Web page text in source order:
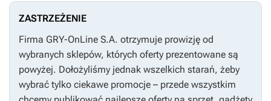
ZASTRZEŻENIE
Firma GRY-OnLine S.A. otrzymuje prowizję od
wybranych sklepów, których oferty prezentowane są
powyżej. Dołożyliśmy jednak wszelkich starań, żeby
wybrać tylko ciekawe promocje – przede wszystkim